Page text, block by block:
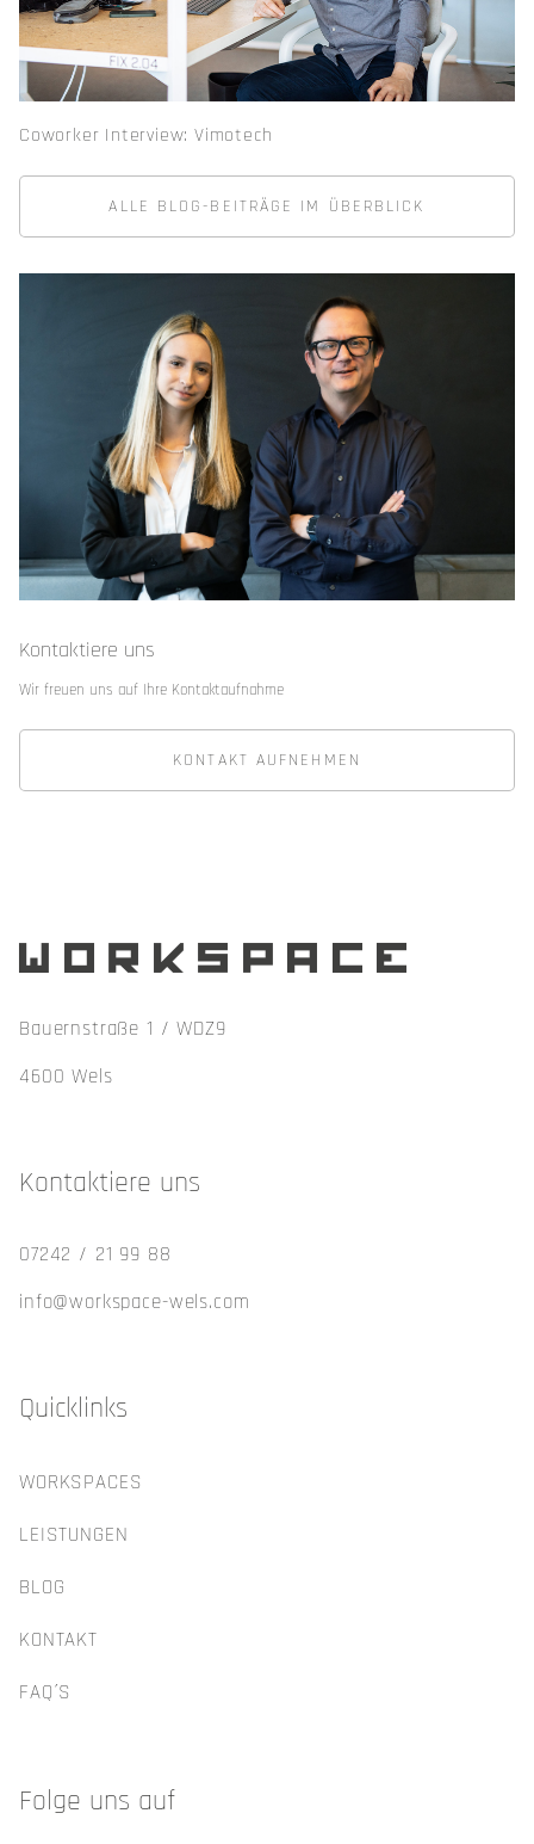
Coworker Interview: Vimotech
ALLE BLOG-BEITRÄGE IM ÜBERBLICK
Kontaktiere uns
Wir freuen uns auf Ihre Kontaktaufnahme
KONTAKT AUFNEHMEN
workspace
Bauernstraße 1 / WDZ9
4600 Wels
Kontaktiere uns
07242 / 21 99 88
info@workspace-wels.com
Quicklinks
WORKSPACES
LEISTUNGEN
BLOG
KONTAKT
FAQ´S
Folge uns auf